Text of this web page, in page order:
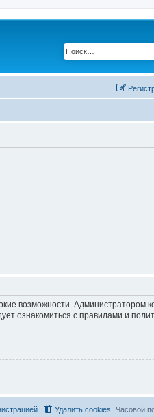
возможности. Администратором
ознакомиться с правилами и
Часовой
Удалить cookies